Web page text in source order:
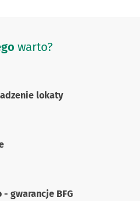
warto?
lokaty
gwarancje BFG